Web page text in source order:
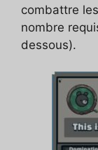
combattre
nombre
dessous).